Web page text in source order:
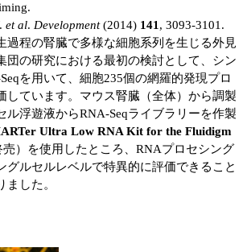
et al. Development(2014) 141 , 3093-3101.
過程の腎臓で多様な細胞系列を生じる外見
団の研究における最初の検討として、シン
を用いて、細胞235個の網羅的発現プロ
しています。マウス腎臓（全体）から調製
ル浮遊液からRNA-Seqライブラリーを作製
Ultra Low RNA Kit for the Fluidigm
売）を使用したところ、RNAプロセシング
グルセルレベルで特異的に評価できること
ました。